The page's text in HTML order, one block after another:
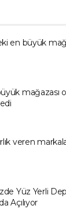
en büyük
mağazası
veren
Yüz Yerli
Açılıyor